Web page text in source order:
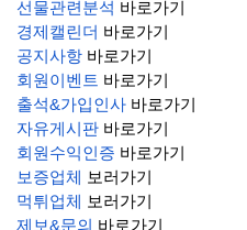
선물관련분석 바로가기
경제캘린더 바로가기
공지사항 바로가기
회원이벤트 바로가기
출석&가입인사 바로가기
자유게시판 바로가기
회원수익인증 바로가기
보증업체
보러가기
먹튀업체
보러가기
제보&문의 바로가기